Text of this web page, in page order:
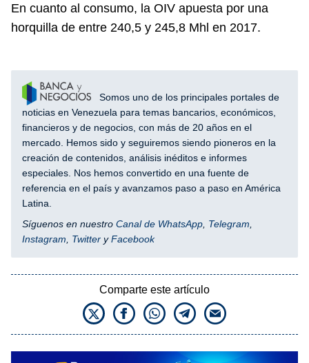
En cuanto al consumo, la OIV apuesta por una
horquilla de entre 240,5 y 245,8 Mhl en 2017.
Somos uno de los principales portales de
noticias en Venezuela para temas bancarios, económicos,
financieros y de negocios, con más de 20 años en el
mercado. Hemos sido y seguiremos siendo pioneros en la
creación de contenidos, análisis inéditos e informes
especiales. Nos hemos convertido en una fuente de
referencia en el país y avanzamos paso a paso en América
Latina.
Síguenos en nuestro Canal de WhatsApp Telegram
Instagram
Twitter yFacebook
Comparte este artículo